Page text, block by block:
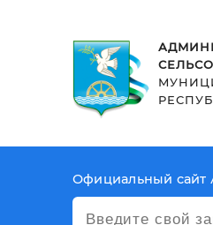
Официальный сайт